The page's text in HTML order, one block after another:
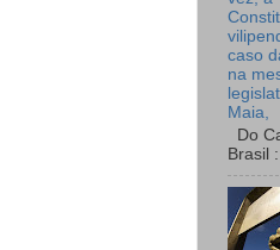
caso
na
Maia,
Do
Brasil :